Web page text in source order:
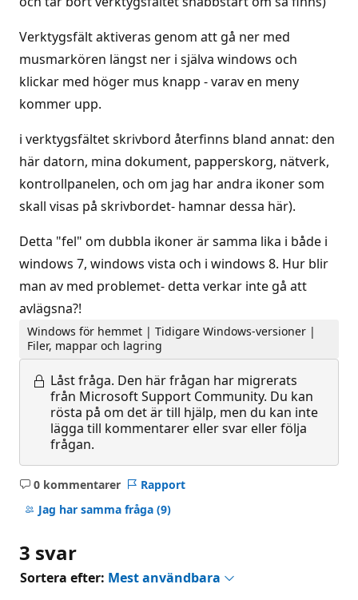
Verktygsfält aktiveras genom att gå ner med
musmarkören längst ner i själva windows och
klickar med höger mus knapp - varav en meny
kommer upp.
i verktygsfältet skrivbord återfinns bland annat: den
här datorn, mina dokument, papperskorg, nätverk,
kontrollpanelen, och om jag har andra ikoner som
skall visas på skrivbordet- hamnar dessa här).
Detta "fel" om dubbla ikoner är samma lika i både i
windows 7, windows vista och i windows 8. Hur blir
man av med problemet- detta verkar inte gå att
avlägsna?!
Windows för hemmet | Tidigare Windows-versioner |
Filer, mappar och lagring
Låst fråga. Den här frågan har migrerats
från Microsoft Support Community. Du kan
rösta på om det är till hjälp, men du kan inte
lägga till kommentarer eller svar eller följa
frågan.
0 kommentarer
Inga
kommentarer
Rapport
Jag har samma fråga (9)
3 svar
Sortera efter: Mest användbara